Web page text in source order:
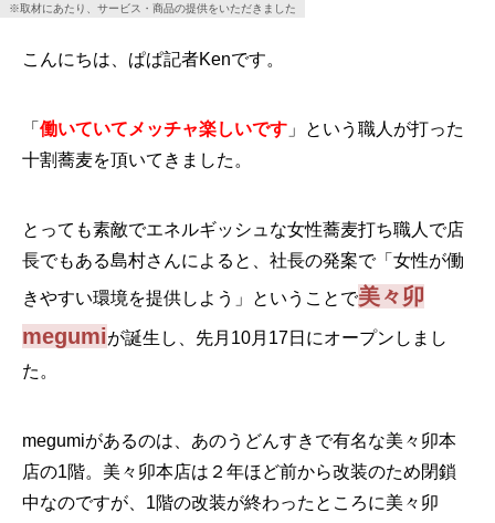
※取材にあたり、サービス・商品の提供をいただきました
こんにちは、ぱぱ記者Kenです。
「 働いていてメッチャ楽しいです 」という職人が打った
十割蕎麦を頂いてきました。
とっても素敵でエネルギッシュな女性蕎麦打ち職人で店
長でもある島村さんによると、社長の発案で「女性が働
きやすい環境を提供しよう」ということで美々卯
megumiが誕生し、先月10月17日にオープンしまし
た。
megumiがあるのは、あのうどんすきで有名な美々卯本
店の1階。美々卯本店は２年ほど前から改装のため閉鎖
中なのですが、1階の改装が終わったところに美々卯